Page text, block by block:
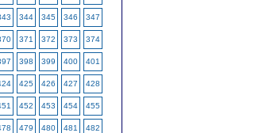
344 345 346 347
371 372 373 374
398 399 400 401
425 426 427 428
452 453 454 455
479 480 481 482